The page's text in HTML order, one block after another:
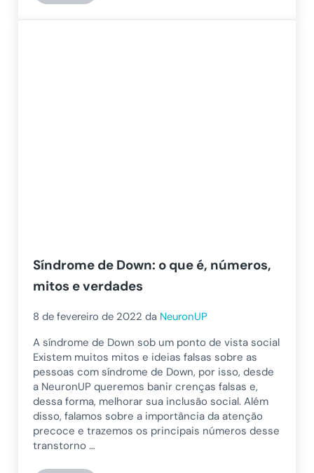
Síndrome de Down: o que é, números,
mitos e verdades
8 de fevereiro de 2022 da NeuronUP
A síndrome de Down sob um ponto de vista social
Existem muitos mitos e ideias falsas sobre as
pessoas com síndrome de Down, por isso, desde
a NeuronUP queremos banir crenças falsas e,
dessa forma, melhorar sua inclusão social. Além
disso, falamos sobre a importância da atenção
precoce e trazemos os principais números desse
transtorno …